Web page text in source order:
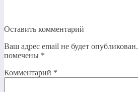
Оставить комментарий
Ваш адрес email не будет опубликован.
помечены *
Комментарий *